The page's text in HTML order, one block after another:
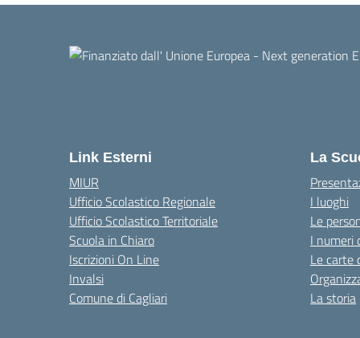
Link Esterni
MIUR
Ufficio Scolastico Regionale
Ufficio Scolastico Territoriale
Scuola in Chiaro
Iscrizioni On Line
Invalsi
Comune di Cagliari
La
I luoghi
Le
I numeri
Le carte
La storia